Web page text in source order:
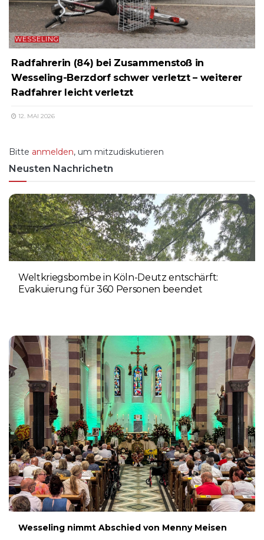
WESSELING
Radfahrerin (84) bei Zusammenstoß in
Wesseling-Berzdorf schwer verletzt – weiterer
Radfahrer leicht verletzt
12. MAI 2026
Bitte anmelden, um mitzudiskutieren
Neusten Nachrichetn
Weltkriegsbombe in Köln-Deutz entschärft:
Evakuierung für 360 Personen beendet
Wesseling nimmt Abschied von Menny Meisen